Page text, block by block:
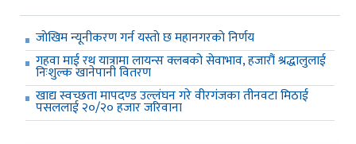
जाेखिम न्यूनीकरण गर्न यस्ताे छ महानगरकाे निर्णय
गहवा माई रथ यात्रामा लायन्स क्लबको सेवाभाव, हजारौं श्रद्धालुलाई
निःशुल्क खानेपानी वितरण
खाद्य स्वच्छता मापदण्ड उल्लंघन गरे वीरगंजका तीनवटा मिठाई
पसललाई २०/२० हजार जरिवाना